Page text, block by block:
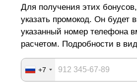
Для получения этих
указать промокод. Он будет
указанный номер телефона
расчетом. Подробности в
+7